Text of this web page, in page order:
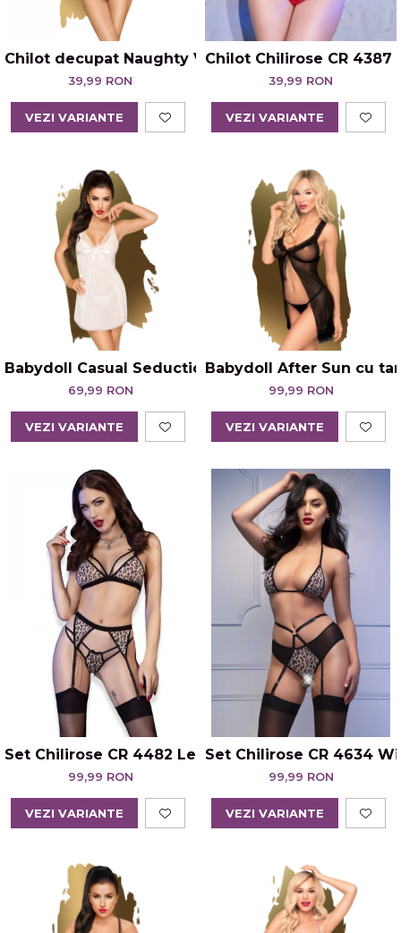
Chilot decupat Naughty Valentine Negru
39,99 RON
VEZI VARIANTE
Chilot Chilirose CR 4387
39,99 RON
VEZI VARIANTE
Babydoll Casual Seduction cu Tanga Alb
69,99 RON
VEZI VARIANTE
Babydoll After Sun cu
99,99 RON
VEZI VARIANTE
Set Chilirose CR 4482 Leopard
99,99 RON
VEZI VARIANTE
Set Chilirose CR 4634
99,99 RON
VEZI VARIANTE